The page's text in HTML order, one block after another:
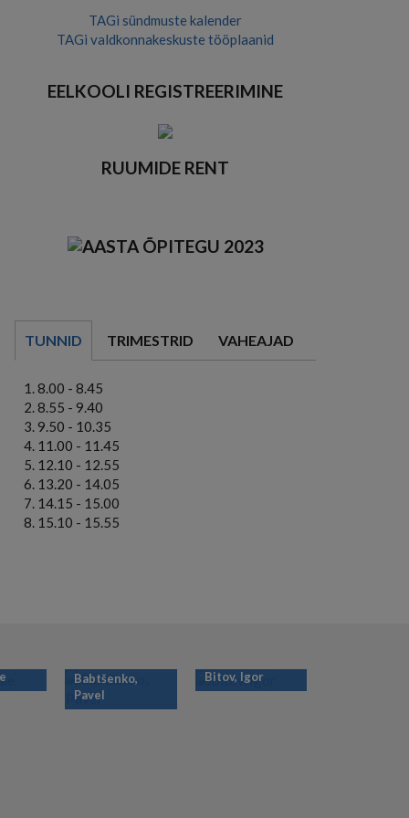
TAGi sündmuste kalender
TAGi valdkonnakeskuste tööplaanid
EELKOOLI REGISTREERIMINE
RUUMIDE RENT
TUNNID TRIMESTRID VAHEAJAD
8.00 - 8.45
8.55 - 9.40
9.50 - 10.35
11.00 - 11.45
12.10 - 12.55
13.20 - 14.05
14.15 - 15.00
15.10 - 15.55
Babtšenko,
Pavel
Bitov, Igor